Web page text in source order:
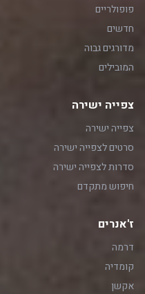
פופולריים
חדשים
מדורגים גבוה
המובילים
צפייה ישירה
צפייה ישירה
סרטים לצפייה ישירה
סדרות לצפייה ישירה
חיפוש מתקדם
ז'אנרים
דרמה
קומדיה
אקשן